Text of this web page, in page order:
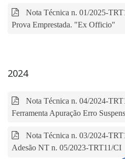
Nota Técnica n. 01/2025-
Prova Emprestada. "Ex Officio"
2024
Nota Técnica n. 04/2024-
Ferramenta Apuração Erro
Nota Técnica n. 03/2024-
Adesão NT n. 05/2023-TRT11/CI